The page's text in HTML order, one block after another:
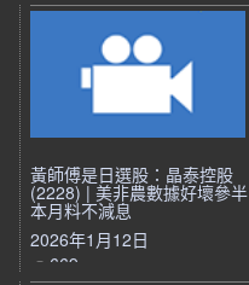
黃師傅是日選股：晶泰控股
(2228) | 美非農數據好壞參半
本月料不減息
2026年1月12日
669